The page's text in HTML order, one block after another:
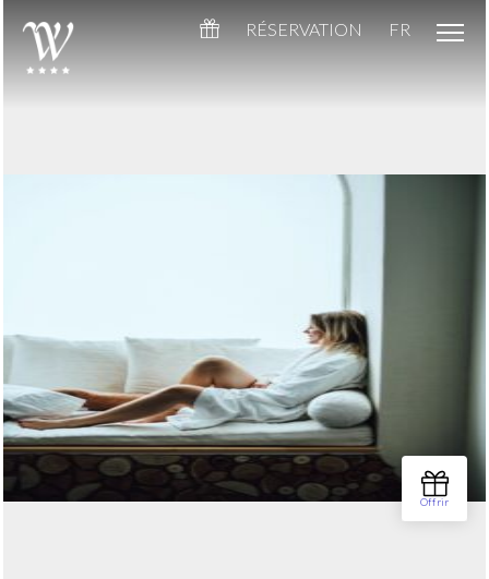
RÉSERVATION FR